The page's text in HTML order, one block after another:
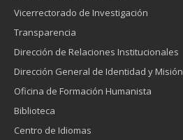
Vicerrectorado de Investigación
Transparencia
Dirección de Relaciones Institucionales
Dirección General de Identidad y Misión
Oficina de Formación Humanista
Biblioteca
Centro de Idiomas